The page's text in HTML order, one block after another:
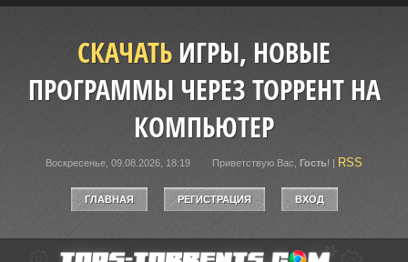
СКАЧАТЬИГРЫ, НОВЫЕ
ПРОГРАММЫ ЧЕРЕЗ ТОРРЕНТ НА
КОМПЬЮТЕР
Воскресенье, 09.08.2026, 18:19 Приветствую Вас Гость! | RSS
ГЛАВНАЯ РЕГИСТРАЦИЯ ВХОД